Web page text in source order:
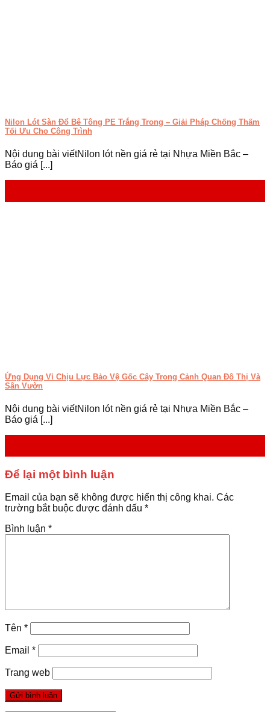
Nilon Lót Sàn Đổ Bê Tông PE Trắng Trong – Giải Pháp Chống Thấm
Tối Ưu Cho Công Trình
Nội dung bài viếtNilon lót nền giá rẻ tại Nhựa Miền Bắc –
Báo giá [...]
Ứng Dụng Vỉ Chịu Lực Bảo Vệ Gốc Cây Trong Cảnh Quan Đô Thị Và
Sân Vườn
Nội dung bài viếtNilon lót nền giá rẻ tại Nhựa Miền Bắc –
Báo giá [...]
Để lại một bình luận
Email của bạn sẽ không được hiển thị công khai. Các
trường bắt buộc được đánh dấu *
Bình luận *
Tên *
Email *
Trang web